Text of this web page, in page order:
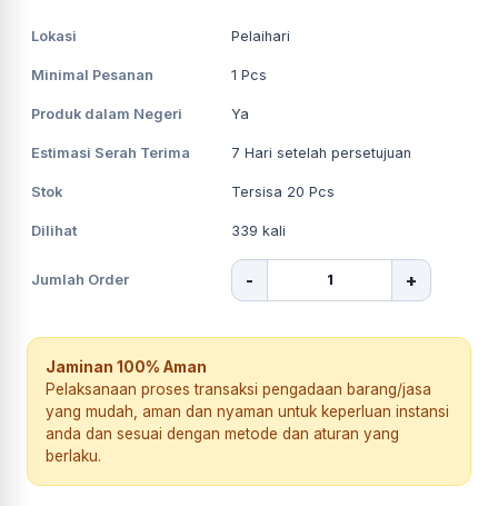
Lokasi Pelaihari
Minimal Pesanan 1 Pcs
Produk dalam Negeri Ya
Estimasi Serah Terima 7 Hari setelah persetujuan
Stok Tersisa 20 Pcs
Dilihat 339 kali
Jumlah Order - +
Jaminan 100% Aman
Pelaksanaan proses transaksi pengadaan barang/jasa
yang mudah, aman dan nyaman untuk keperluan instansi
anda dan sesuai dengan metode dan aturan yang
berlaku.